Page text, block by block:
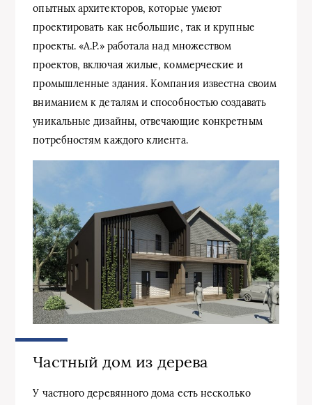
опытных архитекторов, которые умеют
проектировать как небольшие, так и крупные
проекты. «A.P.» работала над множеством
проектов, включая жилые, коммерческие и
промышленные здания. Компания известна своим
вниманием к деталям и способностью создавать
уникальные дизайны, отвечающие конкретным
потребностям каждого клиента.
Частный дом из дерева
У частного деревянного дома есть несколько